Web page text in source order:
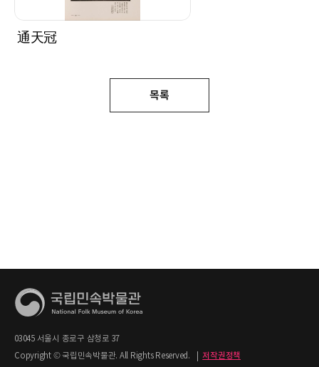
通天冠
목록
03045 서울시 종로구 삼청로 37
Copyright © 국립민속박물관. All Rights Reserved.
저작권정책